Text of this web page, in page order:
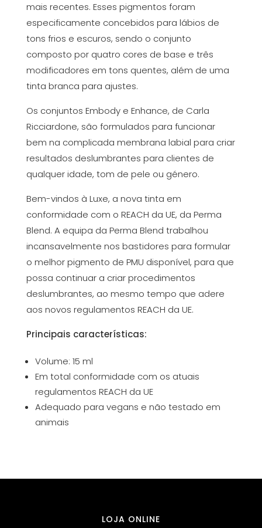
mais recentes. Esses pigmentos foram
especificamente concebidos para lábios de
tons frios e escuros, sendo o conjunto
composto por quatro cores de base e três
modificadores em tons quentes, além de uma
tinta branca para ajustes.
Os conjuntos Embody e Enhance, de Carla
Ricciardone, são formulados para funcionar
bem na complicada membrana labial para criar
resultados deslumbrantes para clientes de
qualquer idade, tom de pele ou género.
Bem-vindos à Luxe, a nova tinta em
conformidade com o REACH da UE, da Perma
Blend. A equipa da Perma Blend trabalhou
incansavelmente nos bastidores para formular
o melhor pigmento de PMU disponível, para que
possa continuar a criar procedimentos
deslumbrantes, ao mesmo tempo que adere
aos novos regulamentos REACH da UE.
Principais características:
Volume: 15 ml
Em total conformidade com os atuais
regulamentos REACH da UE
Adequado para vegans e não testado em
animais
LOJA ONLINE